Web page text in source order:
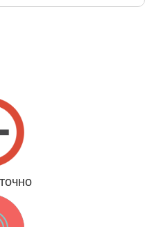
1 января